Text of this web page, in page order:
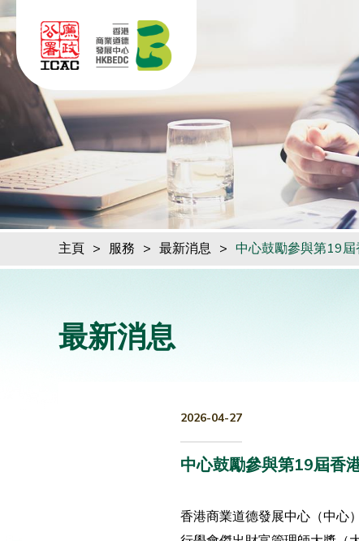
跳到內容（按回車鍵）
主頁 > 服務 > 最新消息 > 中心鼓勵參與第19
最新消息
2026-04-27
中心鼓勵參與第19屆香
香港商業道德發展中心（中心